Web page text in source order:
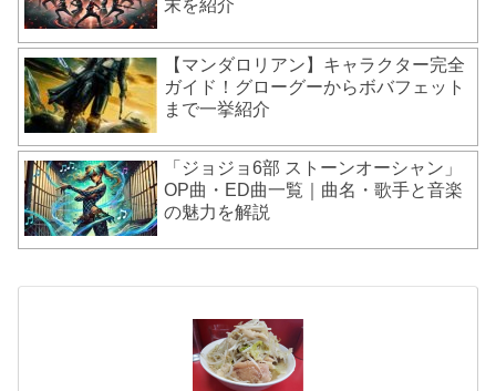
末を紹介
【マンダロリアン】キャラクター完全
ガイド！グローグーからボバフェット
まで一挙紹介
「ジョジョ6部 ストーンオーシャン」
OP曲・ED曲一覧｜曲名・歌手と音楽
の魅力を解説